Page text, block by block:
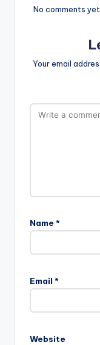
No comments
Your email
Name *
Email *
Website